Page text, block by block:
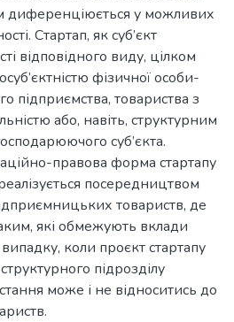
диференціюється у можливих
Стартап, як суб’єкт
відповідного виду, цілком
фізичної особи-
підприємства, товариства з
або, навіть, структурним
суб’єкта.
правова форма стартапу
посередництвом
товариств, де
які обмежують вклади
коли проєкт стартапу
підрозділу
може і не відноситись до